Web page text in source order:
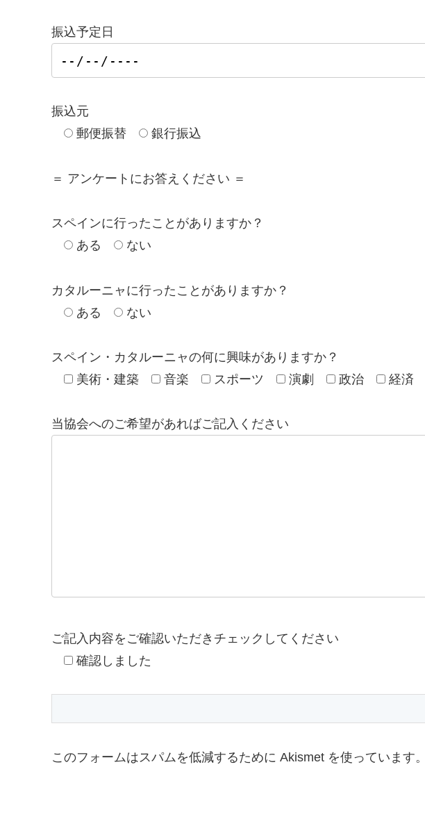
振込予定日
振込元
郵便振替
銀行振込
＝ アンケートにお答えください ＝
スペインに行ったことがありますか？
ある
ない
カタルーニャに行ったことがありますか？
ある
ない
スペイン・カタルーニャの何に興味がありますか？
美術・建築
音楽 スポーツ 演劇 政治 経済
当協会へのご希望があればご記入ください
ご記入内容をご確認いただきチェックしてください
確認しました
このフォームはスパムを低減するために Akismet を使っています。